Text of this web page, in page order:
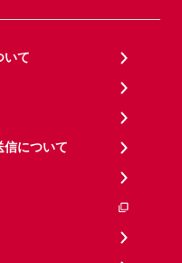
いて
信について